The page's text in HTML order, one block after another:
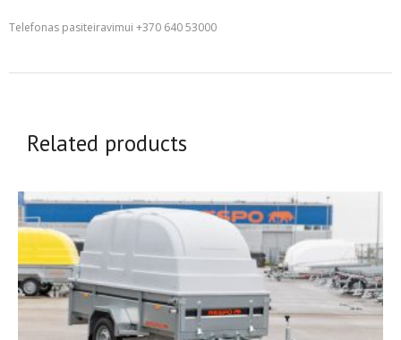
Telefonas pasiteiravimui +370 640 53000
Related products